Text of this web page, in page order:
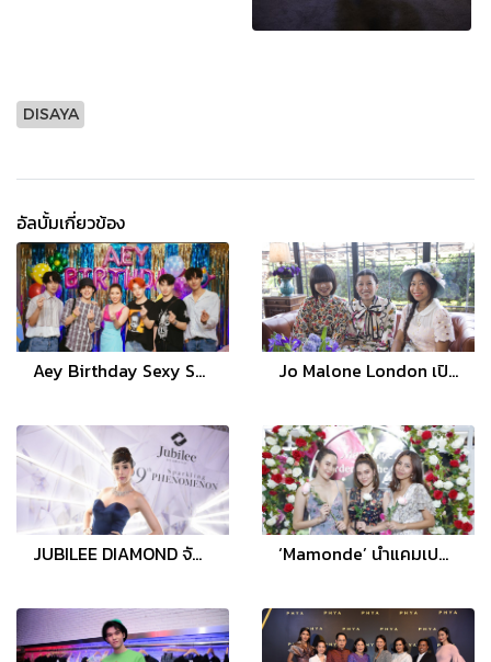
DISAYA
อัลบั้มเกี่ยวข้อง
Aey Birthday Sexy Summer 2019 ฉลองวันเกิดแบบเซ็กซี่ รับลมร้อน Jo Malone London เปิดตัว The Bloomsbury Set
JUBILEE DIAMOND จัดงาน “ยูบิลลี่ ไดมอนด์ มิดเยียร์ เอ็กซ์โป 2018 : เดอะ 89 สปาร์คกลิ้ง ฟีโนมินอล ‘Mamonde’ นำแคมเปญจากเอเวอร์แลนด์ เกาหลี จำลอง ‘Garden in the City’ สวนสวยใจกลางเมือง